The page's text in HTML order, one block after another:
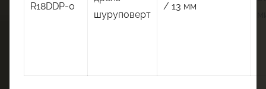
R18DDP-0
шуруповерт
/ 13 мм